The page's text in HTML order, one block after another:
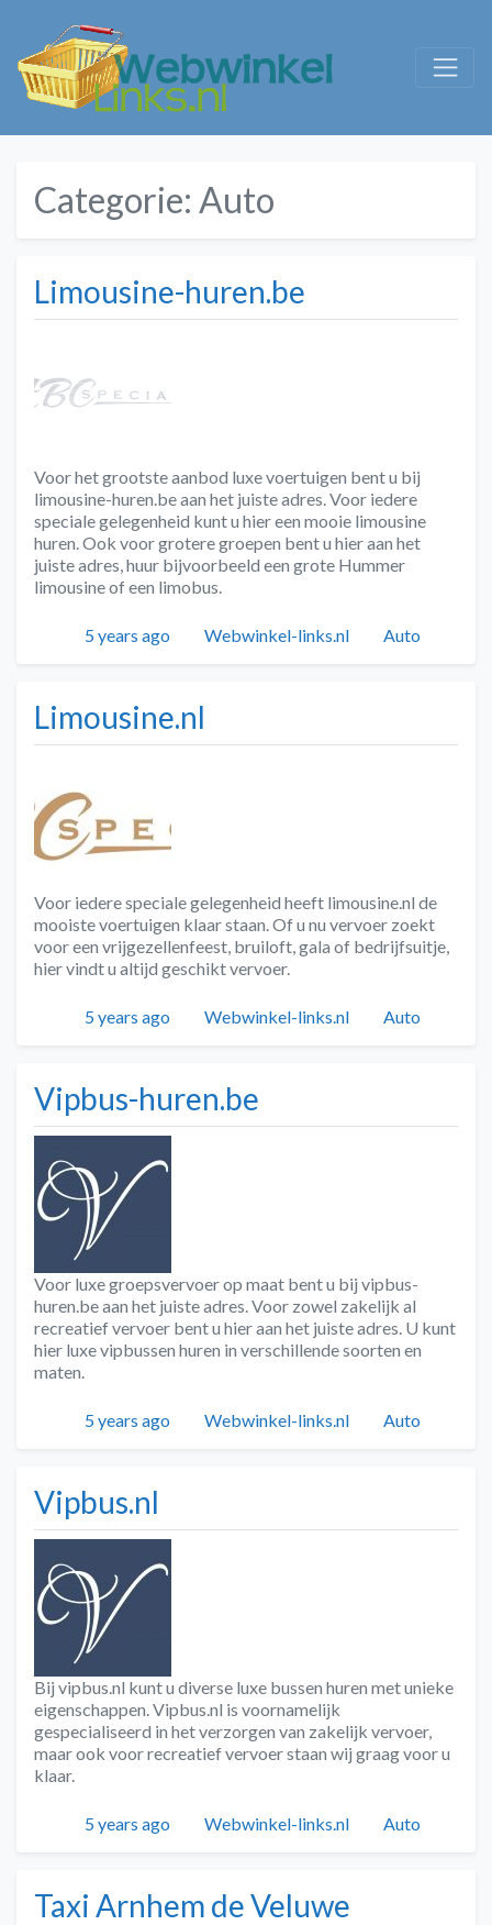
Categorie: Auto
Limousine-huren.be
Voor het grootste aanbod luxe voertuigen bent u bij
limousine-huren.be aan het juiste adres. Voor iedere
speciale gelegenheid kunt u hier een mooie limousine
huren. Ook voor grotere groepen bent u hier aan het
juiste adres, huur bijvoorbeeld een grote Hummer
limousine of een limobus.
Geplaatst
5 years ago Auteur
Webwinkel-links.nl Categorieën
Auto
Limousine.nl
Voor iedere speciale gelegenheid heeft limousine.nl de
mooiste voertuigen klaar staan. Of u nu vervoer zoekt
voor een vrijgezellenfeest, bruiloft, gala of bedrijfsuitje,
hier vindt u altijd geschikt vervoer.
Geplaatst
5 years ago Auteur
Webwinkel-links.nl Categorieën
Auto
Vipbus-huren.be
Voor luxe groepsvervoer op maat bent u bij vipbus-
huren.be aan het juiste adres. Voor zowel zakelijk al
recreatief vervoer bent u hier aan het juiste adres. U kunt
hier luxe vipbussen huren in verschillende soorten en
maten.
Geplaatst
5 years ago Auteur
Webwinkel-links.nl Categorieën
Auto
Vipbus.nl
Bij vipbus.nl kunt u diverse luxe bussen huren met unieke
eigenschappen. Vipbus.nl is voornamelijk
gespecialiseerd in het verzorgen van zakelijk vervoer,
maar ook voor recreatief vervoer staan wij graag voor u
klaar.
Geplaatst
5 years ago Auteur
Webwinkel-links.nl Categorieën
Auto
Taxi Arnhem de Veluwe